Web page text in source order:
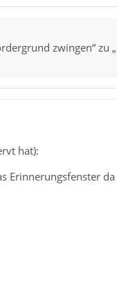
zwingen“ zu
hat):
Erinnerungsfenster